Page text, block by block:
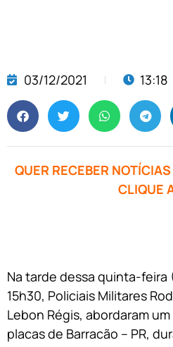
03/12/2021 13:18
QUER RECEBER
CLIQUE
Na tarde dessa quinta-feira
15h30, Policiais Militares
Lebon Régis, abordaram
placas de Barracão – PR,